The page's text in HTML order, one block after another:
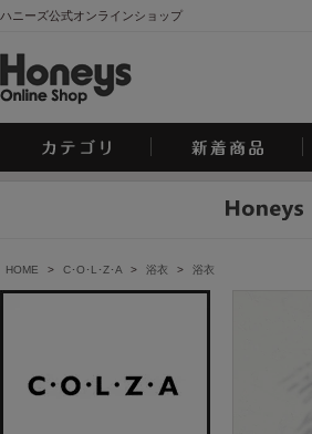
ハニーズ公式オンラインショップ
HOME > C･O･L･Z･A > 浴衣 > 浴衣